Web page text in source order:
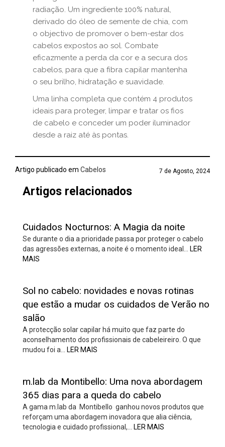
radiação. Um ingrediente 100% natural,
derivado do óleo de semente de chia, com
o objectivo de promover o bem-estar dos
cabelos expostos ao sol. Combate
eficazmente a perda da cor e a secura dos
cabelos, para que a fibra capilar mantenha
o seu brilho, hidratação e suavidade.
Uma linha completa que contém 4 produtos
ideais para proteger, limpar e tratar os fios
de cabelo e conceder um poder iluminador
desde a raiz até às pontas.
Artigo publicado em Cabelos 7 de Agosto, 2024
Artigos relacionados
Cuidados Nocturnos: A Magia da noite
Se durante o dia a prioridade passa por proteger o cabelo
das agressões externas, a noite é o momento ideal…
LER
MAIS
Sol no cabelo: novidades e novas rotinas
que estão a mudar os cuidados de Verão no
salão
A protecção solar capilar há muito que faz parte do
aconselhamento dos profissionais de cabeleireiro. O que
mudou foi a…
LER MAIS
m.lab da Montibello: Uma nova abordagem
365 dias para a queda do cabelo
A gama m.lab da Montibello ganhou novos produtos que
reforçam uma abordagem inovadora que alia ciência,
tecnologia e cuidado profissional,…
LER MAIS